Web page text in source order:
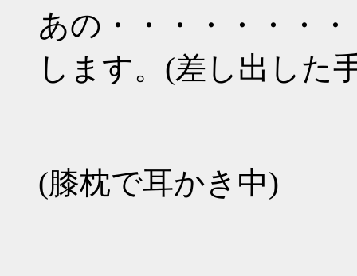
あの・・・・・・・
します。(差し出した
(膝枕で耳かき中)